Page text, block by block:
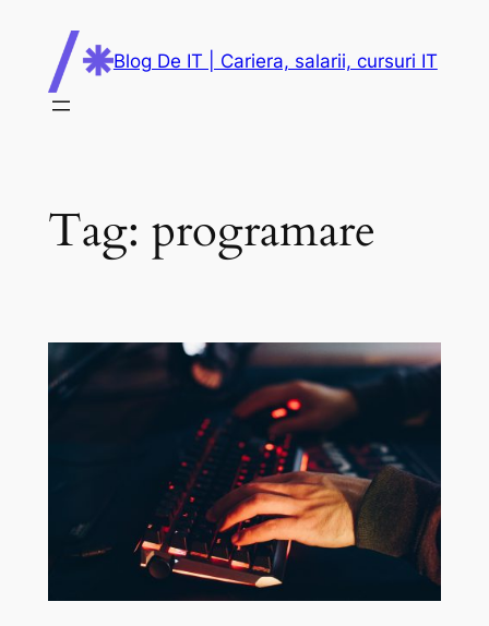
content
Blog De IT | Cariera, salarii, cursuri IT
Tag: programare